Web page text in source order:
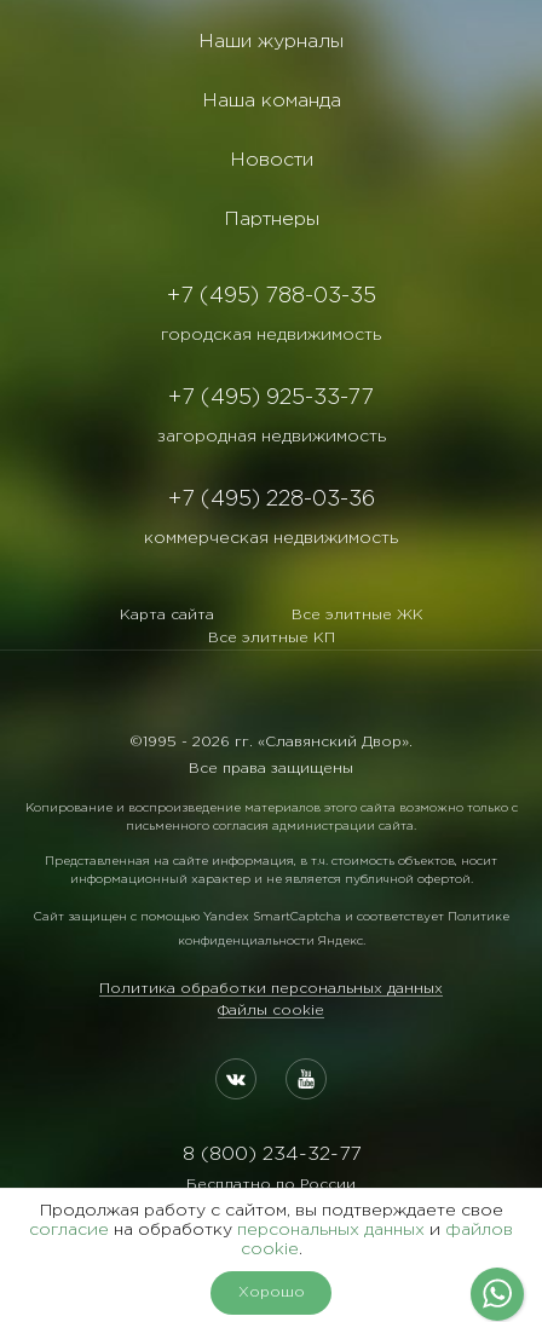
Наши журналы
Наша команда
Новости
Партнеры
+7 (495) 788-03-35
городская недвижимость
+7 (495) 925-33-77
загородная недвижимость
+7 (495) 228-03-36
коммерческая недвижимость
Карта сайта
Все элитные ЖК
Все элитные КП
©1995 - 2026 гг. «Славянский Двор».
Все права защищены
Копирование и воспроизведение материалов этого сайта возможно только с
письменного согласия администрации сайта.
Представленная на сайте информация, в т.ч. стоимость объектов, носит
информационный характер и не является публичной офертой.
Сайт защищен с помощью Yandex SmartCaptcha и соответствует Политике
конфиденциальности Яндекс.
Политика обработки персональных данных
Файлы cookie
8 (800) 234-32-77
Бесплатно по России
Реквизиты:
ООО Агентство "Славянский Двор"
Продолжая работу с сайтом, вы подтверждаете свое
согласие на обработку персональных данных и файлов
cookie.
Хорошо